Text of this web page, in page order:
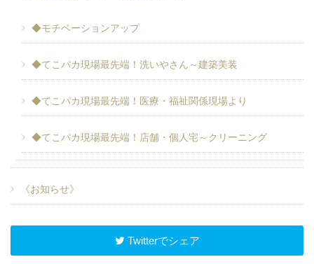
◆モチベーションアップ
◆てこパカ現場最先端！洗いやさん～建築美装
◆てこパカ現場最先端！医療・福祉関係現場より
◆てこパカ現場最先端！店舗・個人宅～クリーニング
《お知らせ》
Twitterでシェア